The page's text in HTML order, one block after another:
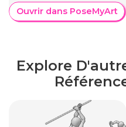
Ouvrir dans PoseMyArt
Explore